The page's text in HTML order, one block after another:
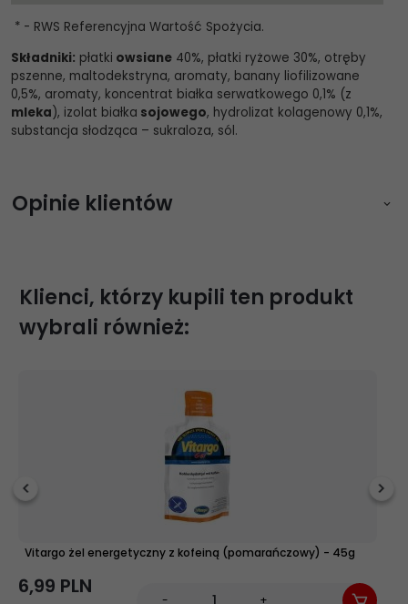
* - RWS Referencyjna Wartość Spożycia.
Składniki: płatki owsiane 40%, płatki ryżowe 30%, otręby
pszenne, maltodekstryna, aromaty, banany liofilizowane
0,5%, aromaty, koncentrat białka serwatkowego 0,1% (z
mleka), izolat białka sojowego, hydrolizat kolagenowy 0,1%,
substancja słodząca – sukraloza, sól.
Opinie klientów
Klienci, którzy kupili ten produkt
wybrali również:
Vitargo żel energetyczny z kofeiną (pomarańczowy) - 45g
6,99 PLN
- +